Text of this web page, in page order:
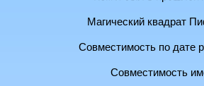
Магический квадрат
Совместимость по дате
Совместимость